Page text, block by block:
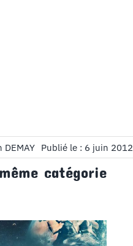
DEMAY Publié le : 6 juin 2012
catégorie